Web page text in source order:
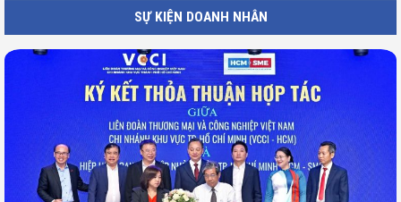
SỰ KIỆN DOANH NHÂN